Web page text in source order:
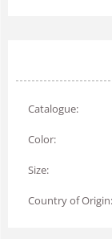
Catalogue:
Color:
Size:
Country of Origin: